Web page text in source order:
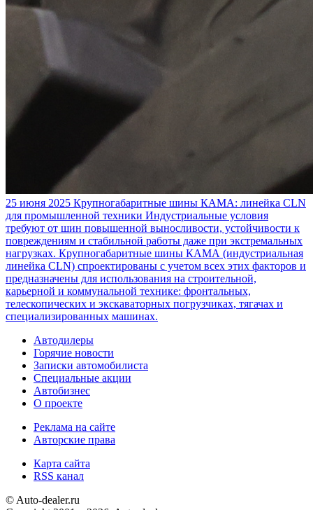
25 июня 2025 Крупногабаритные шины КАМА: линейка CLN
для промышленной техники Индустриальные условия
требуют от шин повышенной выносливости, устойчивости к
повреждениям и стабильной работы даже при экстремальных
нагрузках. Крупногабаритные шины КАМА (индустриальная
линейка CLN) спроектированы с учетом всех этих факторов и
предназначены для использования на строительной,
карьерной и коммунальной технике: фронтальных,
телескопических и экскаваторных погрузчиках, тягачах и
специализированных машинах.
Автодилеры
Горячие новости
Записки автомобилиста
Специальные акции
Автобизнес
О проекте
Реклама на сайте
Авторские права
Карта сайта
RSS канал
© Auto-dealer.ru